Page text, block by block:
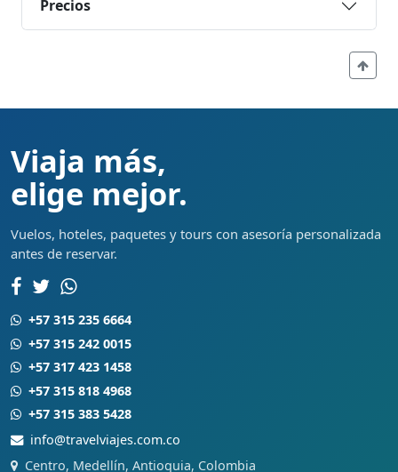
Precios
Viaja más,
elige mejor.
Vuelos, hoteles, paquetes y tours con asesoría personalizada
antes de reservar.
+57 315 235 6664
+57 315 242 0015
+57 317 423 1458
+57 315 818 4968
+57 315 383 5428
info@travelviajes.com.co
Centro, Medellín, Antioquia, Colombia